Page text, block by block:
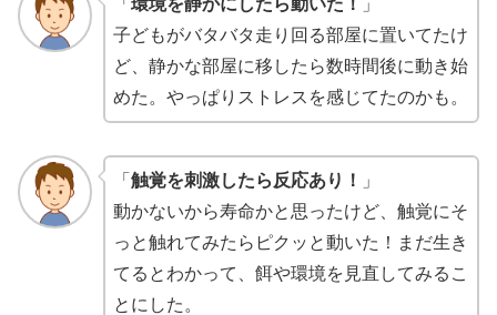
子どもがバタバタ走り回る部屋に置いてたけ
ど、静かな部屋に移したら数時間後に動き始
めた。やっぱりストレスを感じてたのかも。
「 触覚を刺激したら反応あり！
」
動かないから寿命かと思ったけど、触覚にそ
っと触れてみたらピクッと動いた！まだ生き
てるとわかって、餌や環境を見直してみるこ
とにした。